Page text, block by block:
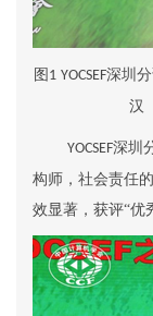
图 1 YOCSEF深圳
汉
YOCSEF深圳
构师，社会责任
效显著，获评“优